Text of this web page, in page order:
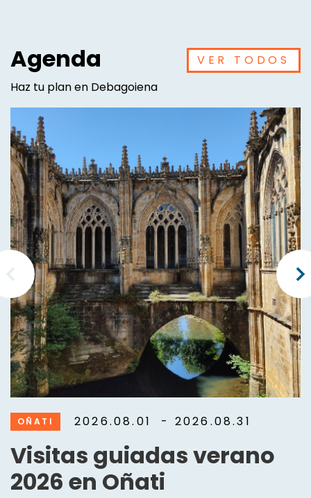
Agenda
Haz tu plan en Debagoiena
VER TODOS
OÑATI 2026.08.01 - 2026.08.31
Visitas guiadas verano
2026 en Oñati